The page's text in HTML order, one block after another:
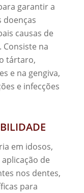
garantir a
doenças
causas de
na
tártaro,
e na gengiva,
e infecções
em idosos,
de
nos dentes,
para